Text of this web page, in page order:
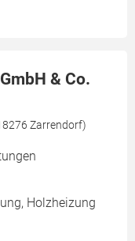
& Co.
Zarrendorf)
Holzheizung